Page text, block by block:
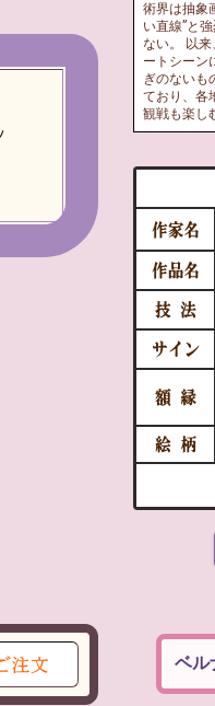
術界は抽象
い直線”と
ない。 以
ートシーン
ぎのないも
ており、各
観戦も楽し
ベル